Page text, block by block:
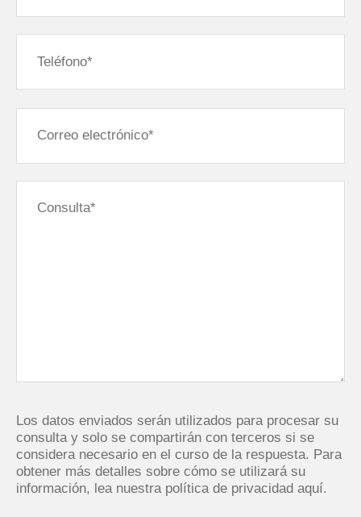
Los datos enviados serán utilizados para procesar su
consulta y solo se compartirán con terceros si se
considera necesario en el curso de la respuesta. Para
obtener más detalles sobre cómo se utilizará su
información, lea nuestra política de privacidad aquí.